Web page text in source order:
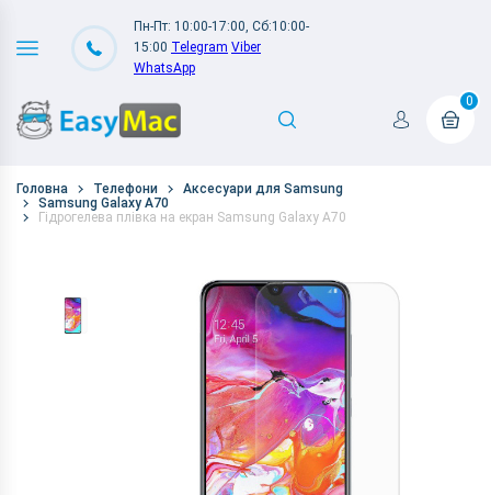
Пн-Пт: 10:00-17:00, Сб:10:00-
15:00 Telegram Viber
WhatsApp
0
Головна Телефони
Аксесуари для Samsung
Samsung Galaxy A70
Гідрогелева плівка на екран Samsung Galaxy A70